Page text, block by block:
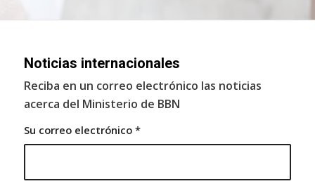
Noticias internacionales
Reciba en un correo electrónico las noticias
acerca del Ministerio de BBN
Su correo electrónico *